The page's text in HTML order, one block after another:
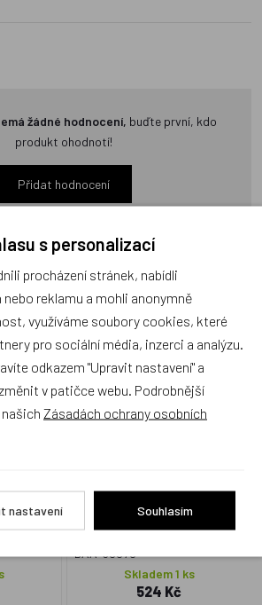
žádné hodnocení, buďte první, kdo
produkt ohodnotí!
Přidat hodnocení
motivem
taška
BAAGL Ledvinka Snap
Wave GRS
BAA-36078
Skladem 1 ks
524 Kč
s personalizací
procházení stránek, nabídli
reklamu a mohli anonymně
využíváme soubory cookies, které
pro sociální média, inzerci a analýzu.
odkazem "Upravit nastavení" a
v patičce webu. Podrobnější
Zásadách ochrany osobních
nastavení Souhlasím